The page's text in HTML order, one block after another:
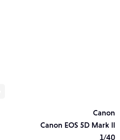
Canon
Canon EOS 5D Mark II
1/40